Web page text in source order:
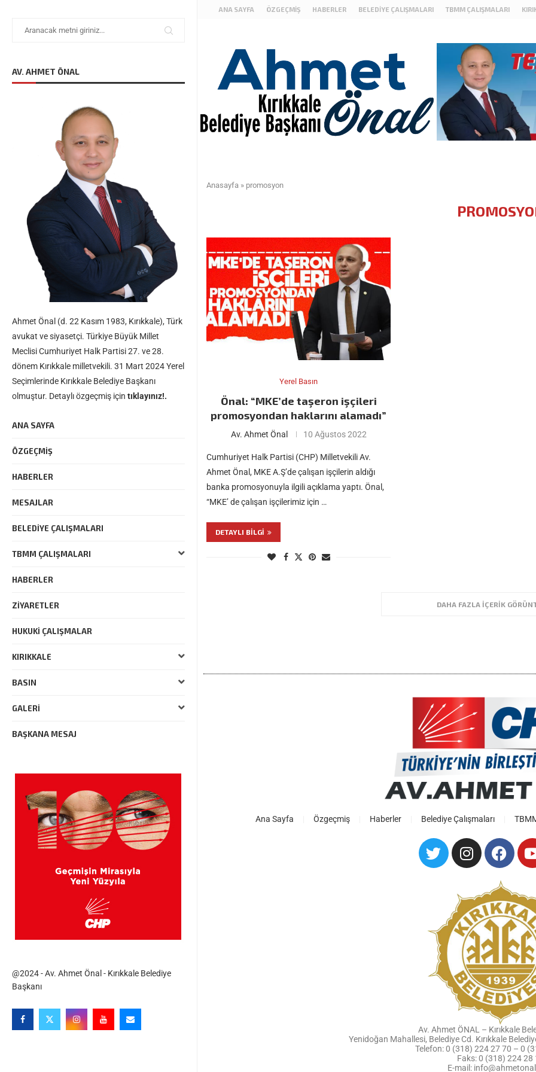
AV. AHMET ÖNAL
Ahmet Önal (d. 22 Kasım 1983, Kırıkkale), Türk
avukat ve siyasetçi. Türkiye Büyük Millet
Meclisi Cumhuriyet Halk Partisi 27. ve 28.
dönem Kırıkkale milletvekili. 31 Mart 2024 Yerel
Seçimlerinde Kırıkkale Belediye Başkanı
olmuştur. Detaylı özgeçmiş için tıklayınız!.
ANA SAYFA
ÖZGEÇMIŞ
HABERLER
MESAJLAR
BELEDIYE ÇALIŞMALARI
TBMM ÇALIŞMALARI
HABERLER
ZIYARETLER
HUKUKI ÇALIŞMALAR
KIRIKKALE
BASIN
GALERI
BAŞKANA MESAJ
@2024 - Av. Ahmet Önal - Kırıkkale Belediye
Başkanı
ANA SAYFA ÖZGEÇMIŞ HABERLER BELEDIYE ÇALIŞMALARI TBMM ÇALIŞMALARI
Anasayfa » promosyon
Yerel Basın
Önal: “MKE’de taşeron işçileri
promosyondan haklarını alamadı”
Av. Ahmet Önal 10 Ağustos 2022
Cumhuriyet Halk Partisi (CHP) Milletvekili Av.
Ahmet Önal, MKE A.Ş’de çalışan işçilerin aldığı
banka promosyonuyla ilgili açıklama yaptı. Önal,
“MKE’ de çalışan işçilerimiz için …
DETAYLI BILGI
DAHA FAZLA İÇERIK
Ana Sayfa Özgeçmiş Haberler Belediye Çalışmaları
Av. Ahmet ÖNAL – Kırıkkale
Yenidoğan Mahallesi, Belediye Cd. Kırıkkale
Telefon: 0 (318) 224 27 70 – 0
Faks: 0 (318) 224 28
E-mail: